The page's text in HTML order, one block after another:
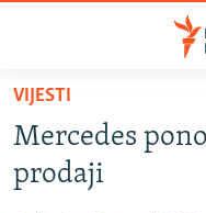
Pređite
glavni
sadržaj
Pređite
BOSNA I HERCEGOVINA
SRBIJA
VIJESTI
Mercedes
prodaji